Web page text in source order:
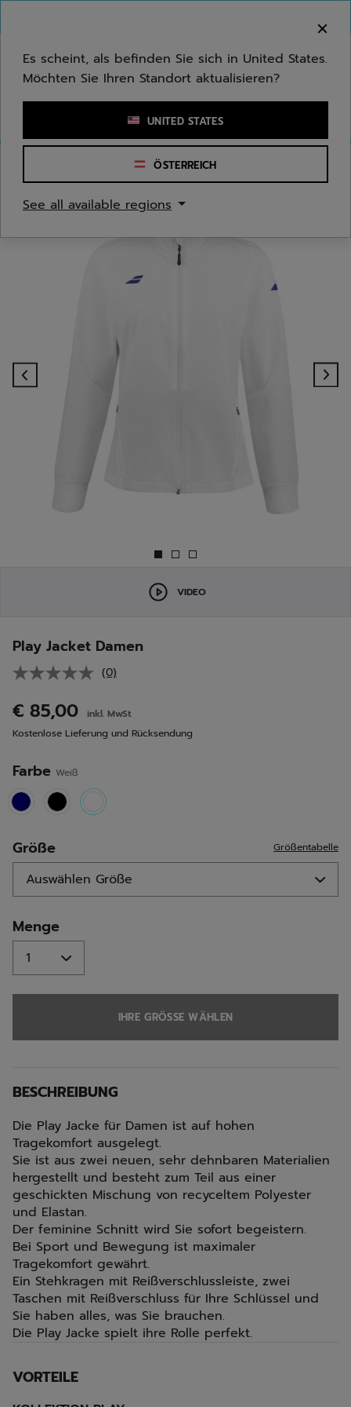
Stichwort oder Artikelnummer eingeben
VIDEO
Play Jacket Damen
Kein
auf
derselben
Seite.
(0)
€ 85,00
inkl. MwSt
Kostenlose Lieferung und Rücksendung
Farbe Weiß
selected
Größe Größentabelle
Menge
IHRE GRÖSSE WÄHLEN
BESCHREIBUNG
Die Play Jacke für Damen ist auf hohen
Tragekomfort ausgelegt.
Sie ist aus zwei neuen, sehr dehnbaren Materialien
hergestellt und besteht zum Teil aus einer
geschickten Mischung von recyceltem Polyester
und Elastan.
Der feminine Schnitt wird Sie sofort begeistern.
Bei Sport und Bewegung ist maximaler
Tragekomfort gewährt.
Ein Stehkragen mit Reißverschlussleiste, zwei
Taschen mit Reißverschluss für Ihre Schlüssel und
Sie haben alles, was Sie brauchen.
Die Play Jacke spielt ihre Rolle perfekt.
VORTEILE
Es scheint, als befinden Sie sich in United States.
Möchten Sie Ihren Standort aktualisieren?
UNITED STATES
ÖSTERREICH
See all available regions